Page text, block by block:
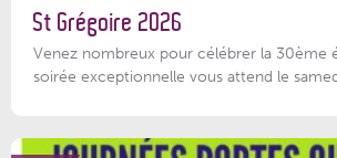
St Grégoire 2026
Venez nombreux pour célébrer la 30ème
soirée exceptionnelle vous attend le